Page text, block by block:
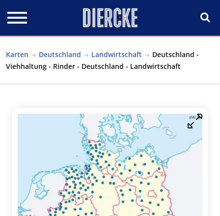
Karten Deutschland Landwirtschaft
Deutschland -
Viehhaltung - Rinder - Deutschland - Landwirtschaft